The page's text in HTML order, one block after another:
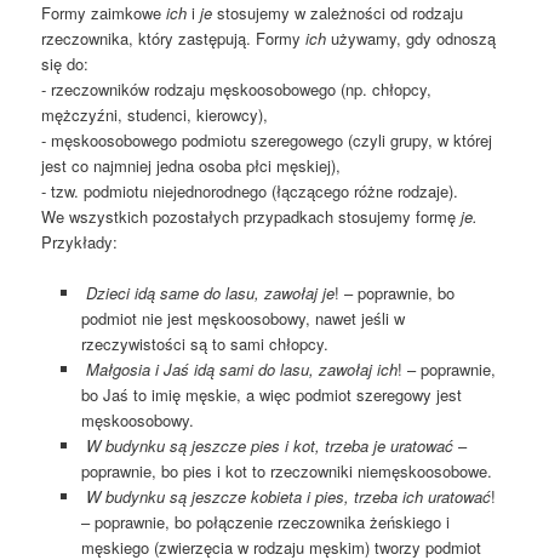
Formy zaimkoweich ije stosujemy w zależności od rodzaju
rzeczownika, który zastępują. Formyich używamy, gdy odnoszą
się do:
- rzeczowników rodzaju męskoosobowego (np. chłopcy,
mężczyźni, studenci, kierowcy),
- męskoosobowego podmiotu szeregowego (czyli grupy, w której
jest co najmniej jedna osoba płci męskiej),
- tzw. podmiotu niejednorodnego (łączącego różne rodzaje).
We wszystkich pozostałych przypadkach stosujemy formęje.
Przykłady:
Dzieci idą same do lasu, zawołaj je! – poprawnie, bo
podmiot nie jest męskoosobowy, nawet jeśli w
rzeczywistości są to sami chłopcy.
Małgosia i Jaś idą sami do lasu, zawołaj ich! – poprawnie,
bo Jaś to imię męskie, a więc podmiot szeregowy jest
męskoosobowy.
W budynku są jeszcze pies i kot, trzeba je uratować–
poprawnie, bo pies i kot to rzeczowniki niemęskoosobowe.
W budynku są jeszcze kobieta i pies, trzeba ich uratować!
– poprawnie, bo połączenie rzeczownika żeńskiego i
męskiego (zwierzęcia w rodzaju męskim) tworzy podmiot